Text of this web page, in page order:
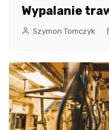
Wypalanie
Szymon Tomczyk